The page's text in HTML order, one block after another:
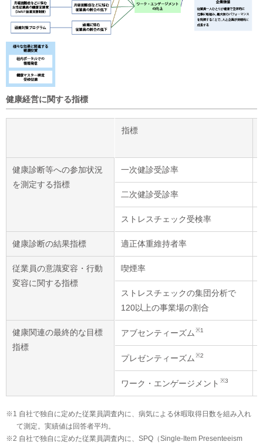
健康経営に関する指標
指標
健康診断等への参加状況
を測定する指標
一次健診受診率
二次健診受診率
ストレスチェック受検率
健康診断の結果指標 適正体重維持者率
従業員の意識変容・行動
変容に関する指標
喫煙率
ストレスチェックの集団分析で
120以上の事業場の割合
健康関連の最終的な目標
指標
アブセンティーズム ※1
プレゼンティーズム ※2
ワーク・エンゲージメント ※3
指標
健康診断等への参加状況
を測定する指標
一次健診受診率
二次健診受診率
ストレスチェック受検率
健康診断の結果指標 適正体重維持者率
従業員の意識変容・行動
変容に関する指標
喫煙率
ストレスチェックの集団分析で
120以上の事業場の割合
健康関連の最終的な目標
指標
アブセンティーズム ※1
プレゼンティーズム ※2
ワーク・エンゲージメント ※3
※1 自社で独自に定めた従業員調査内に、病気による休暇取得日数を組み入れ
て測定。実績値は回答者平均。
※2 自社で独自に定めた従業員調査内に、SPQ（Single-Item Presenteeism